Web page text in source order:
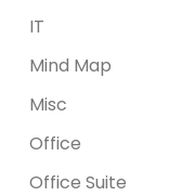
IT
Mind Map
Misc
Office
Office Suite